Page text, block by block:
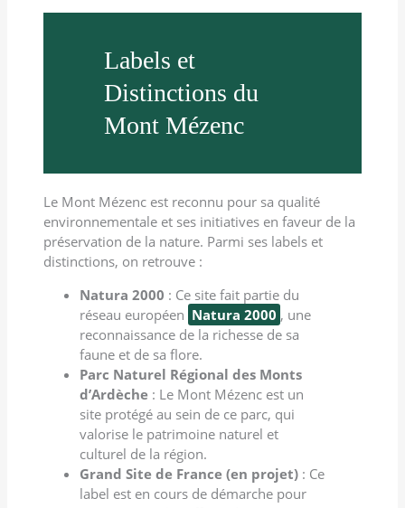
Labels et
Distinctions du
Mont Mézenc
Le Mont Mézenc est reconnu pour sa qualité
environnementale et ses initiatives en faveur de la
préservation de la nature. Parmi ses labels et
distinctions, on retrouve :
Natura 2000 : Ce site fait partie du
réseau européen Natura 2000 , une
reconnaissance de la richesse de sa
faune et de sa flore.
Parc Naturel Régional des Monts
d’Ardèche : Le Mont Mézenc est un
site protégé au sein de ce parc, qui
valorise le patrimoine naturel et
culturel de la région.
Grand Site de France (en projet) : Ce
label est en cours de démarche pour